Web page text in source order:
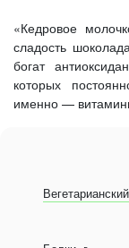
«Кедровое
сладость
богат
которых
именно —